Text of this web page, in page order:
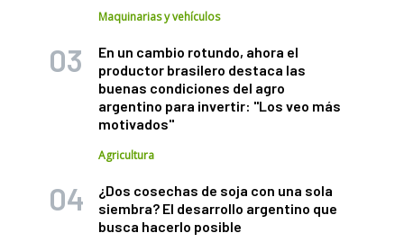
Maquinarias y vehículos
En un cambio rotundo, ahora el
productor brasilero destaca las
buenas condiciones del agro
argentino para invertir: "Los veo más
motivados"
Agricultura
¿Dos cosechas de soja con una sola
siembra? El desarrollo argentino que
busca hacerlo posible